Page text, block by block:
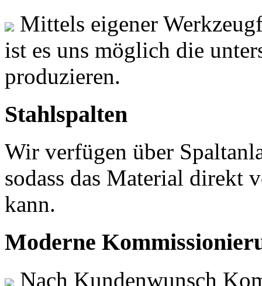
Mittels eigener
ist es uns möglich die
produzieren.
Stahlspalten
Wir verfügen über
sodass das Material direkt
kann.
Moderne
Nach Kundenwunsch